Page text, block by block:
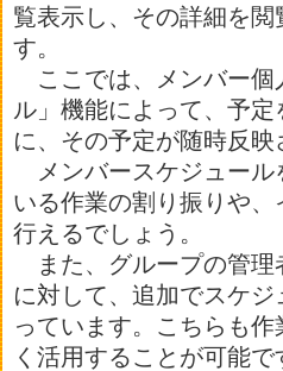
覧表示し、その詳細を
す。
ここでは、メンバー個
ル」機能によって、予
に、その予定が随時反
メンバースケジュール
いる作業の割り振りや
行えるでしょう。
また、グループの管理
に対して、追加でスケ
っています。こちらも
く活用することが可能で